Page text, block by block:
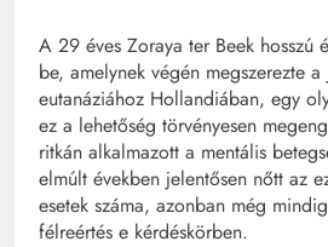
A 29 éves Zoraya ter Beek hosszú
be, amelynek végén megszerezte
eutanáziához Hollandiában, egy
ez a lehetőség törvényesen
ritkán alkalmazott a mentális
elmúlt években jelentősen nőtt az
esetek száma, azonban még
félreértés e kérdéskörben.